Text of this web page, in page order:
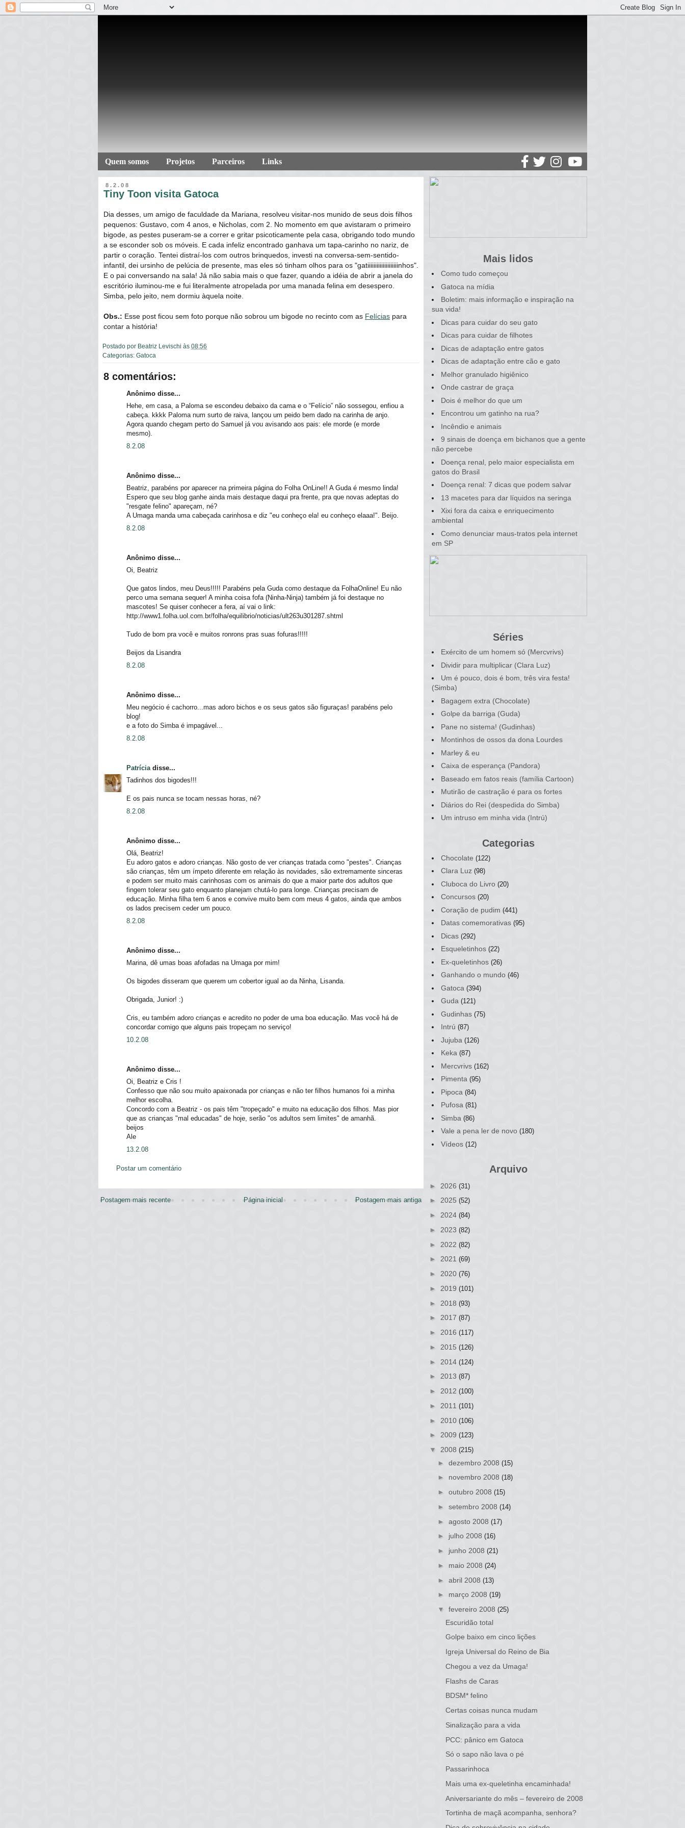
Quem somos Projetos Parceiros Links
8.2.08
Tiny Toon visita Gatoca
Dia desses, um amigo de faculdade da Mariana, resolveu visitar-nos munido de seus dois filhos
pequenos: Gustavo, com 4 anos, e Nicholas, com 2. No momento em que avistaram o primeiro
bigode, as pestes puseram-se a correr e gritar psicoticamente pela casa, obrigando todo mundo
a se esconder sob os móveis. E cada infeliz encontrado ganhava um tapa-carinho no nariz, de
partir o coração. Tentei distraí-los com outros brinquedos, investi na conversa-sem-sentido-
infantil, dei ursinho de pelúcia de presente, mas eles só tinham olhos para os "gatiiiiiiiiiiiiiiiiiiiinhos".
E o pai conversando na sala! Já não sabia mais o que fazer, quando a idéia de abrir a janela do
escritório iluminou-me e fui literalmente atropelada por uma manada felina em desespero.
Simba, pelo jeito, nem dormiu àquela noite.
Obs.: Esse post ficou sem foto porque não sobrou um bigode no recinto com as Felícias para
contar a história!
Postado por Beatriz Levischi às 08:56
Categorias: Gatoca
8 comentários:
Anônimo disse...
Hehe, em casa, a Paloma se escondeu debaixo da cama e o “Felício” não sossegou, enfiou a
cabeça. kkkk Paloma num surto de raiva, lançou um peido bem dado na carinha de anjo.
Agora quando chegam perto do Samuel já vou avisando aos pais: ele morde (e morde
mesmo).
8.2.08
Anônimo disse...
Beatriz, parabéns por aparecer na primeira página do Folha OnLine!! A Guda é mesmo linda!
Espero que seu blog ganhe ainda mais destaque daqui pra frente, pra que novas adeptas do
"resgate felino" apareçam, né?
A Umaga manda uma cabeçada carinhosa e diz "eu conheço ela! eu conheço elaaa!". Beijo.
8.2.08
Anônimo disse...
Oi, Beatriz
Que gatos lindos, meu Deus!!!!! Parabéns pela Guda como destaque da FolhaOnline! Eu não
perco uma semana sequer! A minha coisa fofa (Ninha-Ninja) também já foi destaque no
mascotes! Se quiser conhecer a fera, aí vai o link:
http://www1.folha.uol.com.br/folha/equilibrio/noticias/ult263u301287.shtml
Tudo de bom pra você e muitos ronrons pras suas fofuras!!!!!
Beijos da Lisandra
8.2.08
Anônimo disse...
Meu negócio é cachorro...mas adoro bichos e os seus gatos são figuraças! parabéns pelo
blog!
e a foto do Simba é impagável...
8.2.08
Patrícia disse...
Tadinhos dos bigodes!!!
E os pais nunca se tocam nessas horas, né?
8.2.08
Anônimo disse...
Olá, Beatriz!
Eu adoro gatos e adoro crianças. Não gosto de ver crianças tratada como "pestes". Crianças
são crianças, têm um ímpeto diferente em relação às novidades, são extremamente sinceras
e podem ser muito mais carinhosas com os animais do que a maior parte dos adultos que
fingem tolerar seu gato enquanto planejam chutá-lo para longe. Crianças precisam de
educação. Minha filha tem 6 anos e convive muito bem com meus 4 gatos, ainda que ambos
os lados precisem ceder um pouco.
8.2.08
Anônimo disse...
Marina, dê umas boas afofadas na Umaga por mim!
Os bigodes disseram que querem um cobertor igual ao da Ninha, Lisanda.
Obrigada, Junior! :)
Cris, eu também adoro crianças e acredito no poder de uma boa educação. Mas você há de
concordar comigo que alguns pais tropeçam no serviço!
10.2.08
Anônimo disse...
Oi, Beatriz e Cris !
Confesso que não sou muito apaixonada por crianças e não ter filhos humanos foi a minha
melhor escolha.
Concordo com a Beatriz - os pais têm "tropeçado" e muito na educação dos filhos. Mas pior
que as crianças "mal educadas" de hoje, serão "os adultos sem limites" de amanhã.
beijos
Ale
13.2.08
Postar um comentário
Postagem mais recente Postagem mais antiga
Página inicial
Mais lidos
Como tudo começou
Gatoca na mídia
Boletim: mais informação e inspiração na
sua vida!
Dicas para cuidar do seu gato
Dicas para cuidar de filhotes
Dicas de adaptação entre gatos
Dicas de adaptação entre cão e gato
Melhor granulado higiênico
Onde castrar de graça
Dois é melhor do que um
Encontrou um gatinho na rua?
Incêndio e animais
9 sinais de doença em bichanos que a gente
não percebe
Doença renal, pelo maior especialista em
gatos do Brasil
Doença renal: 7 dicas que podem salvar
13 macetes para dar líquidos na seringa
Xixi fora da caixa e enriquecimento
ambiental
Como denunciar maus-tratos pela internet
em SP
Séries
Exército de um homem só (Mercvrivs)
Dividir para multiplicar (Clara Luz)
Um é pouco, dois é bom, três vira festa!
(Simba)
Bagagem extra (Chocolate)
Golpe da barriga (Guda)
Pane no sistema! (Gudinhas)
Montinhos de ossos da dona Lourdes
Marley & eu
Caixa de esperança (Pandora)
Baseado em fatos reais (família Cartoon)
Mutirão de castração é para os fortes
Diários do Rei (despedida do Simba)
Um intruso em minha vida (Intrú)
Categorias
Chocolate (122)
Clara Luz (98)
Cluboca do Livro (20)
Concursos (20)
Coração de pudim (441)
Datas comemorativas (95)
Dicas (292)
Esqueletinhos (22)
Ex-queletinhos (26)
Ganhando o mundo (46)
Gatoca (394)
Guda (121)
Gudinhas (75)
Intrú (87)
Jujuba (126)
Keka (87)
Mercvrivs (162)
Pimenta (95)
Pipoca (84)
Pufosa (81)
Simba (86)
Vale a pena ler de novo (180)
Vídeos (12)
Arquivo
► 2026 (31)
► 2025 (52)
► 2024 (84)
► 2023 (82)
► 2022 (82)
► 2021 (69)
► 2020 (76)
► 2019 (101)
► 2018 (93)
► 2017 (87)
► 2016 (117)
► 2015 (126)
► 2014 (124)
► 2013 (87)
► 2012 (100)
► 2011 (101)
► 2010 (106)
► 2009 (123)
▼ 2008 (215)
► dezembro 2008 (15)
► novembro 2008 (18)
► outubro 2008 (15)
► setembro 2008 (14)
► agosto 2008 (17)
► julho 2008 (16)
► junho 2008 (21)
► maio 2008 (24)
► abril 2008 (13)
► março 2008 (19)
▼ fevereiro 2008 (25)
Escuridão total
Golpe baixo em cinco lições
Igreja Universal do Reino de Bia
Chegou a vez da Umaga!
Flashs de Caras
BDSM* felino
Certas coisas nunca mudam
Sinalização para a vida
PCC: pânico em Gatoca
Só o sapo não lava o pé
Passarinhoca
Mais uma ex-queletinha encaminhada!
Aniversariante do mês – fevereiro de 2008
Tortinha de maçã acompanha, senhora?